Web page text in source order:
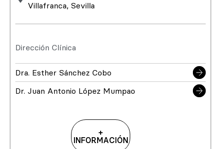
Villafranca, Sevilla
Dirección Clínica
Dra. Esther Sánchez Cobo
Dr. Juan Antonio López Mumpao
+
INFORMACIÓN